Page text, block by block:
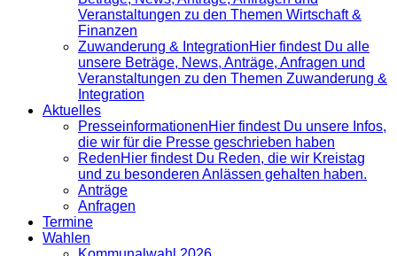
Veranstaltungen zu den Themen Wirtschaft &
Finanzen
Zuwanderung & IntegrationHier findest Du alle
unsere Beträge, News, Anträge, Anfragen und
Veranstaltungen zu den Themen Zuwanderung &
Integration
Aktuelles
Presse­informationenHier findest Du unsere Infos,
die wir für die Presse geschrieben haben
RedenHier findest Du Reden, die wir Kreistag
und zu besonderen Anlässen gehalten haben.
Anträge
Anfragen
Termine
Wahlen